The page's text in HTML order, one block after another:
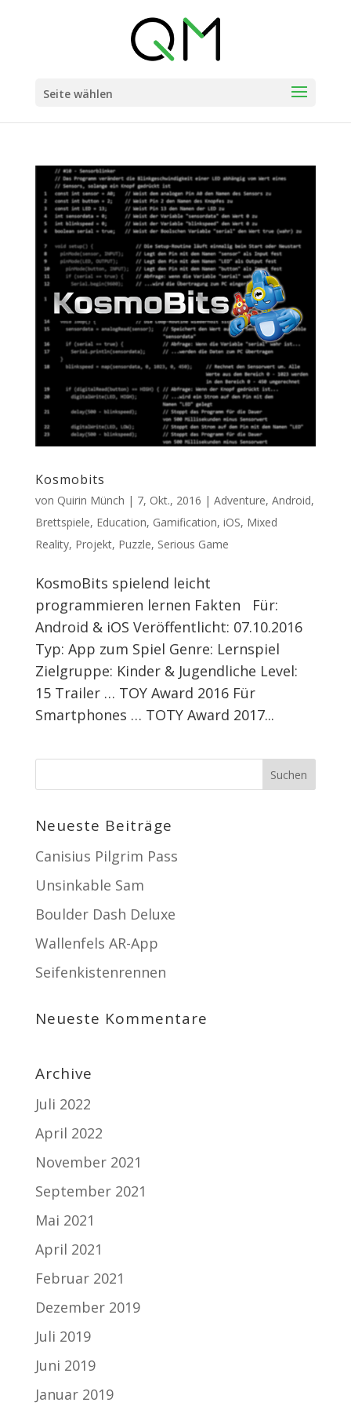
Seite wählen
Kosmobits
von Quirin Münch | 7, Okt., 2016 | Adventure, Android,
Brettspiele, Education, Gamification, iOS, Mixed
Reality, Projekt, Puzzle, Serious Game
KosmoBits spielend leicht
programmieren lernen Fakten Für:
Android & iOS Veröffentlicht: 07.10.2016
Typ: App zum Spiel Genre: Lernspiel
Zielgruppe: Kinder & Jugendliche Level:
15 Trailer … TOY Award 2016 Für
Smartphones … TOTY Award 2017...
Neueste Beiträge
Canisius Pilgrim Pass
Unsinkable Sam
Boulder Dash Deluxe
Wallenfels AR-App
Seifenkistenrennen
Neueste Kommentare
Archive
Juli 2022
April 2022
November 2021
September 2021
Mai 2021
April 2021
Februar 2021
Dezember 2019
Juli 2019
Juni 2019
Januar 2019